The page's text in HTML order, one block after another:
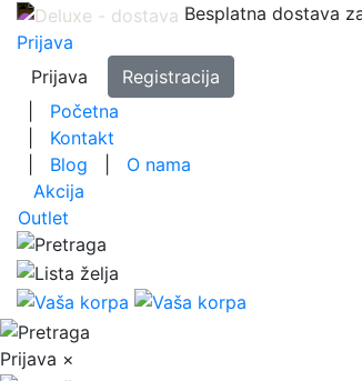
Besplatna dostava
Prijava
Prijava
Registracija
Početna
Kontakt
Blog
O nama
Akcija
Outlet
Prijava ×